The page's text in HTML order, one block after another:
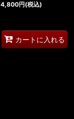
4,800円(税込)
カートに入れる